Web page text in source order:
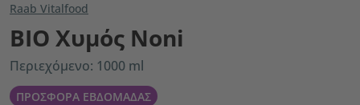
Raab Vitalfood
ΒΙΟ Χυμός Νoni
Περιεχόμενο: 1000 ml
ΠΡΟΣΦΟΡΑ ΕΒΔΟΜΑΔΑΣ